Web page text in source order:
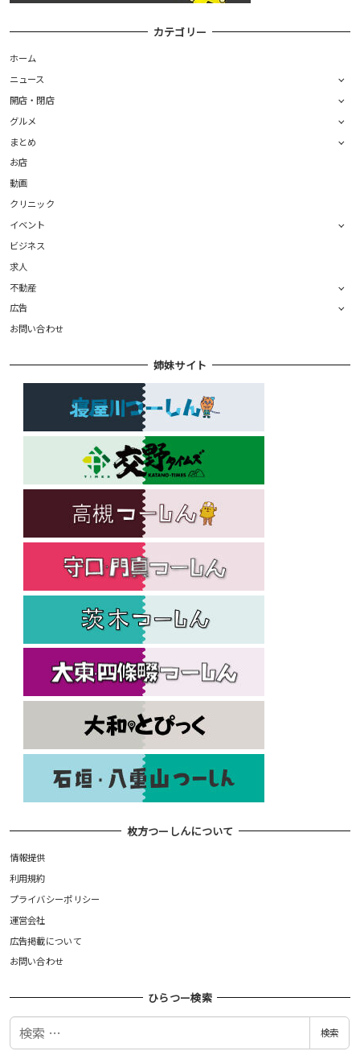
カテゴリー
ホーム
ニュース
開店・閉店
グルメ
まとめ
お店
動画
クリニック
イベント
ビジネス
求人
不動産
広告
お問い合わせ
姉妹サイト
枚方つーしんについて
情報提供
利用規約
プライバシーポリシー
運営会社
広告掲載について
お問い合わせ
ひらつー検索
検
検索